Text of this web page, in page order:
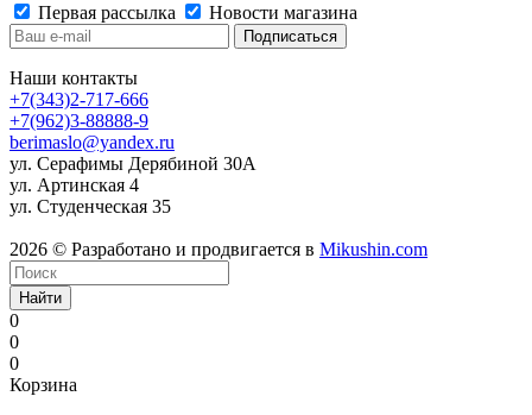
Первая рассылка
Новости магазина
Наши контакты
+7(343)2-717-666
+7(962)3-88888-9
berimaslo@yandex.ru
ул. Серафимы Дерябиной 30А
ул. Артинская 4
ул. Студенческая 35
2026 © Разработано и продвигается в Mikushin.com
Найти
0
0
0
Корзина